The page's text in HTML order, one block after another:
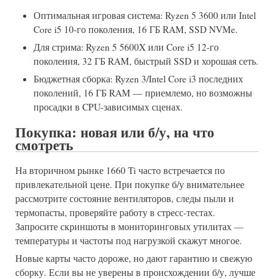
Оптимальная игровая система: Ryzen 5 3600 или Intel
Core i5 10-го поколения, 16 ГБ RAM, SSD NVMe.
Для стрима: Ryzen 5 5600X или Core i5 12-го
поколения, 32 ГБ RAM, быстрый SSD и хорошая сеть.
Бюджетная сборка: Ryzen 3/Intel Core i3 последних
поколений, 16 ГБ RAM — приемлемо, но возможны
просадки в CPU-зависимых сценах.
Покупка: новая или б/у, на что
смотреть
На вторичном рынке 1660 Ti часто встречается по
привлекательной цене. При покупке б/у внимательнее
рассмотрите состояние вентиляторов, следы пыли и
термопасты, проверяйте работу в стресс-тестах.
Запросите скриншоты в мониторинговых утилитах —
температуры и частоты под нагрузкой скажут многое.
Новые карты часто дороже, но дают гарантию и свежую
сборку. Если вы не уверены в происхождении б/у, лучше